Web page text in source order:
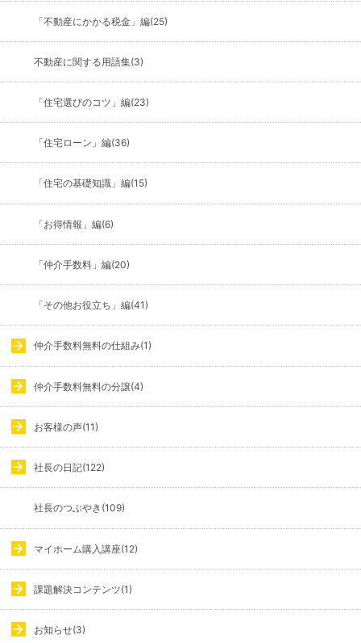
「不動産にかかる税金」編(25)
不動産に関する用語集(3)
「住宅選びのコツ」編(23)
「住宅ローン」編(36)
「住宅の基礎知識」編(15)
「お得情報」編(6)
「仲介手数料」編(20)
「その他お役立ち」編(41)
仲介手数料無料の仕組み(1)
仲介手数料無料の分譲(4)
お客様の声(11)
社長の日記(122)
社長のつぶやき(109)
マイホーム購入講座(12)
課題解決コンテンツ(1)
お知らせ(3)